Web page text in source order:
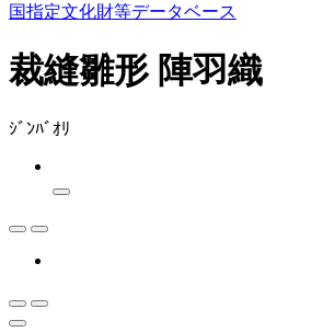
国指定文化財等データベース
裁縫雛形 陣羽織
ｼﾞﾝﾊﾞｵﾘ